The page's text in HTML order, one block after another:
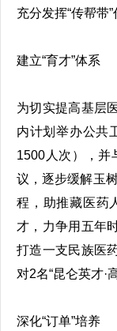
充分发挥“传帮带
建立“育才”体系
为切实提高基层
内计划举办公共
1500人次），并
议，逐步缓解玉
程，助推藏医药
才，力争用五年
打造一支民族医
对2名“昆仑英才·
深化“订单”培养